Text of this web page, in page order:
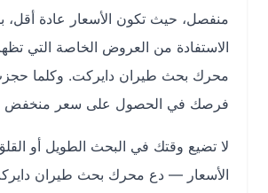
منفصل، حيث تكون الأسعار عادة أقل،
الاستفادة من العروض الخاصة التي تظهر
محرك بحث طيران دايركت. وكلما حجزت
فرصك في الحصول على سعر منخفض
لا تضيع وقتك في البحث الطويل أو القلق
الأسعار — دع محرك بحث طيران دايركت